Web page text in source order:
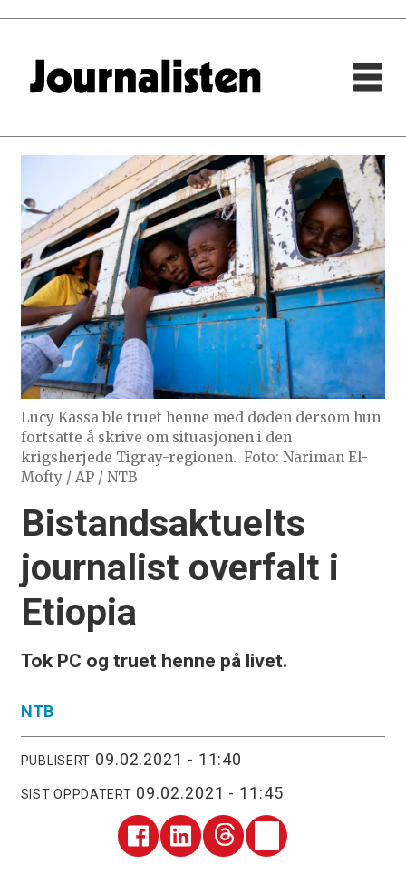
Lucy Kassa ble truet henne med døden dersom hun
fortsatte å skrive om situasjonen i den
krigsherjede Tigray-regionen. Foto: Nariman El-
Mofty / AP / NTB
Bistandsaktuelts
journalist overfalt i
Etiopia
Tok PC og truet henne på livet.
NTB
PUBLISERT 09.02.2021 - 11:40
SIST OPPDATERT 09.02.2021 - 11:45